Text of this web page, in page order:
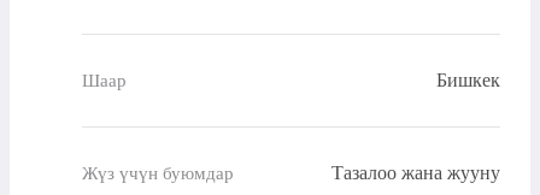
Шаар Бишкек
Жүз үчүн буюмдар Тазалоо жана жууну